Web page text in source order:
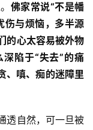
佛家常说“不是幡
伤与烦恼，多半源
的心太容易被外物
陷于“失去”的痛
、嗔、痴的迷障里
透自然，可一旦被